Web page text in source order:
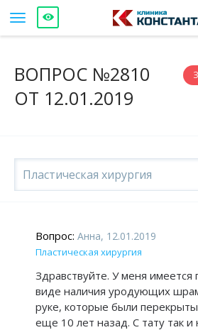
ВОПРОС №2810
ОТ 12.01.2019
Пластическая хирургия
Вопрос: Анна, 12.01.2019
Пластическая хирургия
Здравствуйте. У меня имеется
виде наличия уродующих
руке, которые были
еще 10 лет назад. С тату так и